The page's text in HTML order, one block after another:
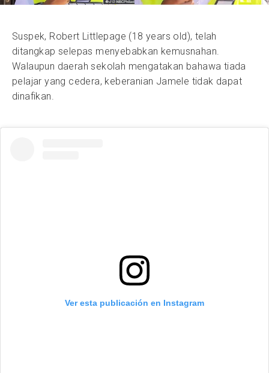
Suspek, Robert Littlepage (18 years old), telah
ditangkap selepas menyebabkan kemusnahan.
Walaupun daerah sekolah mengatakan bahawa tiada
pelajar yang cedera, keberanian Jamele tidak dapat
dinafikan.
Ver esta publicación en Instagram